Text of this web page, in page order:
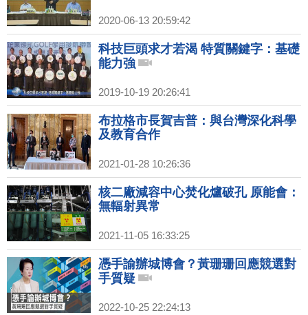
2020-06-13 20:59:42
科技巨頭求才若渴 特質關鍵字：基礎
能力強
2019-10-19 20:26:41
布拉格市長賀吉普：與台灣深化科學
及教育合作
2021-01-28 10:26:36
核二廠減容中心焚化爐破孔 原能會：
無輻射異常
2021-11-05 16:33:25
憑手諭辦城博會？黃珊珊回應競選對
手質疑
2022-10-25 22:24:13